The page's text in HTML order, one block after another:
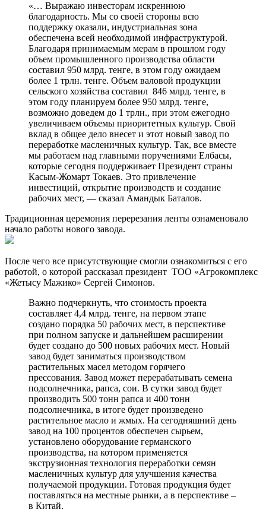
«… Выражаю инвесторам искреннюю
благодарность. Мы со своей стороны всю
поддержку оказали, индустриальная зона
обеспечена всей необходимой инфраструктурой.
Благодаря принимаемым мерам в прошлом году
объем промышленного производства области
составил 950 млрд. тенге, в этом году ожидаем
более 1 трлн. тенге. Объем валовой продукции
сельского хозяйства составил 846 млрд. тенге, в
этом году планируем более 950 млрд. тенге,
возможно доведем до 1 трлн., при этом ежегодно
увеличиваем объемы приоритетных культур. Свой
вклад в общее дело внесет и этот новый завод по
переработке масленичных культур. Так, все вместе
мы работаем над главными поручениями Елбасы,
которые сегодня поддерживает Президент страны
Касым-Жомарт Токаев. Это привлечение
инвестиций, открытие производств и создание
рабочих мест, — сказал Амандык Баталов.
Традиционная церемония перерезания ленты ознаменовало
начало работы нового завода.
После чего все присутствующие смогли ознакомиться с его
работой, о которой рассказал президент ТОО «Агрокомплекс
«Жетысу Мажико» Сергей Симонов.
Важно подчеркнуть, что стоимость проекта
составляет 4,4 млрд. тенге, на первом этапе
создано порядка 50 рабочих мест, в перспективе
при полном запуске и дальнейшем расширении
будет создано до 500 новых рабочих мест. Новый
завод будет заниматься производством
растительных масел методом горячего
прессования. Завод может перерабатывать семена
подсолнечника, рапса, сои. В сутки завод будет
производить 500 тонн рапса и 400 тонн
подсолнечника, в итоге будет произведено
растительное масло и жмых. На сегодняшний день
завод на 100 процентов обеспечен сырьем,
установлено оборудование германского
производства, на котором применяется
экструзионная технология переработки семян
масленичных культур для улучшения качества
получаемой продукции. Готовая продукция будет
поставляться на местные рынки, а в перспективе –
в Китай.